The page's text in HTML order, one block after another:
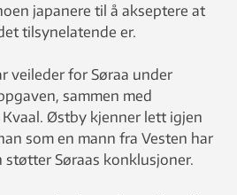
japanere til å akseptere at
tilsynelatende er.
veileder for Søraa under
sammen med
Østby kjenner lett igjen
som en mann fra Vesten har
Søraas konklusjoner.